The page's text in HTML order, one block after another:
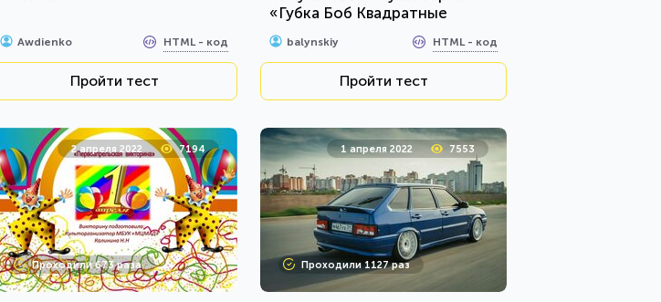
Awdienko HTML - код
Пройти тест
«Губка Боб Квадратные
Штаны»
balynskiy HTML - код
Пройти тест
2 апреля 2022 7194
Проходили 673 раза
1 апреля 2022 7553
Проходили 1127 раз